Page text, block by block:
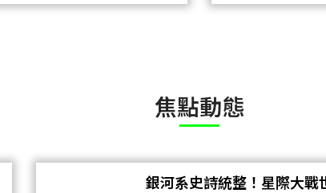
焦點動態
銀河系史詩統整！星際大戰